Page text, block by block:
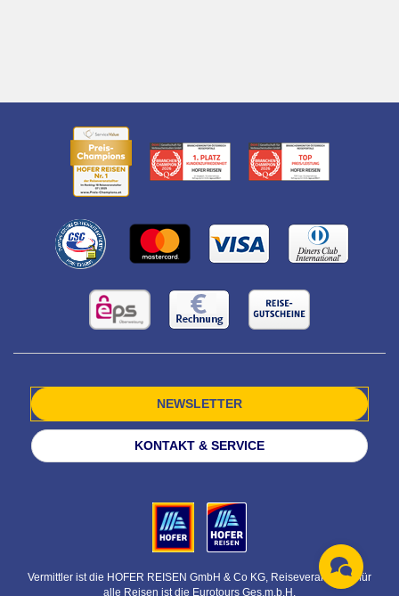
NEWSLETTER
KONTAKT & SERVICE
Vermittler ist die HOFER REISEN GmbH & Co KG, Reiseveranstalter für
alle Reisen ist die Eurotours Ges.m.b.H.